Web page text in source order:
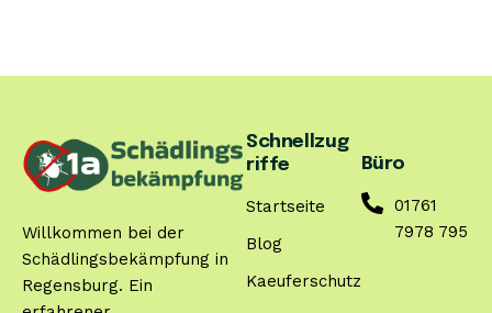
Willkommen bei der
Schädlingsbekämpfung in
Regensburg. Ein
Schnellzug
riffe
Startseite
Blog
Kaeuferschutz
Büro
01761
7978 795